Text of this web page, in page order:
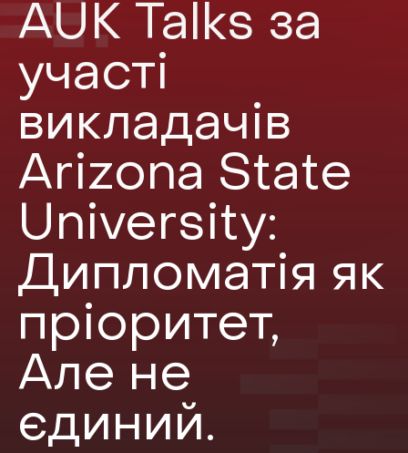
AUK Talks за
участі
викладачів
Arizona State
University:
Дипломатія як
пріоритет,
Але не
єдиний.